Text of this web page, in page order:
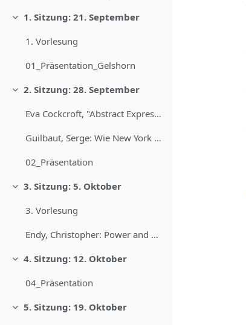
Minimizza
1. Sitzung: 21. September
1. Vorlesung
01_Präsentation_Gelshorn
Minimizza
2. Sitzung: 28. September
Eva Cockcroft, "Abstract Expressionism. Weapon of the Cold War", in: Francis Frascina (Hrsg.), Pollock anf After. The Critical Debate, New York: Harper & Row, 1985
Guilbaut, Serge: Wie New York die Idee der modernen Kunst gestohlen hat : abstrakter Expressionismus, Freiheit und Kalter Krieg, Dresden 1997, 129-192
02_Präsentation
Minimizza
3. Sitzung: 5. Oktober
3. Vorlesung
Endy, Christopher: Power and Culture in the West, in: Immermann, Richard (Hg.): The Oxford handbook of the Cold War, Oxford UP 2013, S. 323–340.
Minimizza
4. Sitzung: 12. Oktober
04_Präsentation
Minimizza
5. Sitzung: 19. Oktober